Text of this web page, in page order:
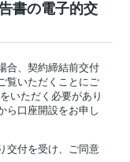
書の電子的交
合、契約締結前交付
覧いただくことにご
いただく必要があり
ら口座開設をお申し
交付を受け、ご同意